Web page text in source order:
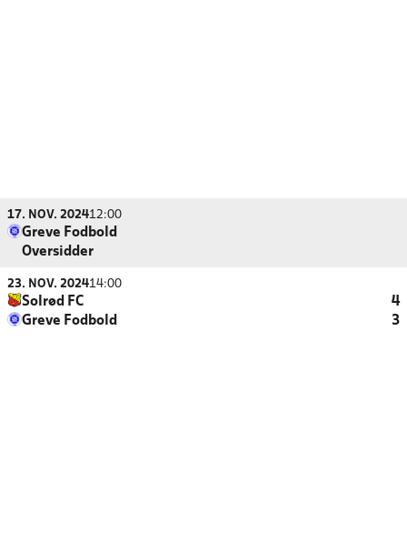
17. NOV. 202412:00
Greve Fodbold
Oversidder
23. NOV. 202414:00
Solrød FC
4
Greve Fodbold
3